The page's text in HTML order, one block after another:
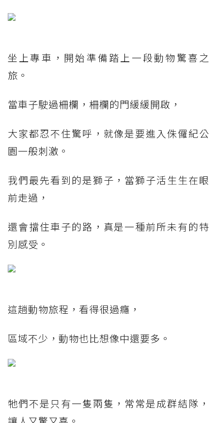
坐上專車，開始準備踏上一段動物驚喜之
旅。
當車子駛過柵欄，柵欄的門緩緩開啟，
大家都忍不住驚呼，就像是要進入侏儸紀公
園一般刺激。
我們最先看到的是獅子，當獅子活生生在眼
前走過，
還會擋住車子的路，真是一種前所未有的特
別感受。
這趟動物旅程，看得很過癮，
區域不少，動物也比想像中還要多。
牠們不是只有一隻兩隻，常常是成群結隊，